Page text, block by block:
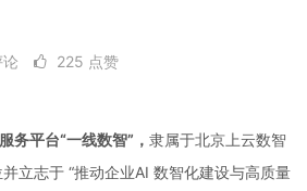
225 点赞
平台“一线数智”， 隶属于北京上云数智
立志于 “推动企业AI 数智化建设与高质量